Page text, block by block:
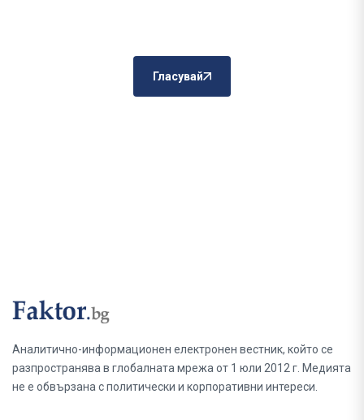
Гласувай
Аналитично-информационен електронен вестник, който се
разпространява в глобалната мрежа от 1 юли 2012 г. Медията
не е обвързана с политически и корпоративни интереси.